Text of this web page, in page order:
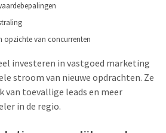
opzichte van concurrenten
investeren in vastgoed marketing
stroom van nieuwe opdrachten. Ze
van toevallige leads en meer
in de regio.